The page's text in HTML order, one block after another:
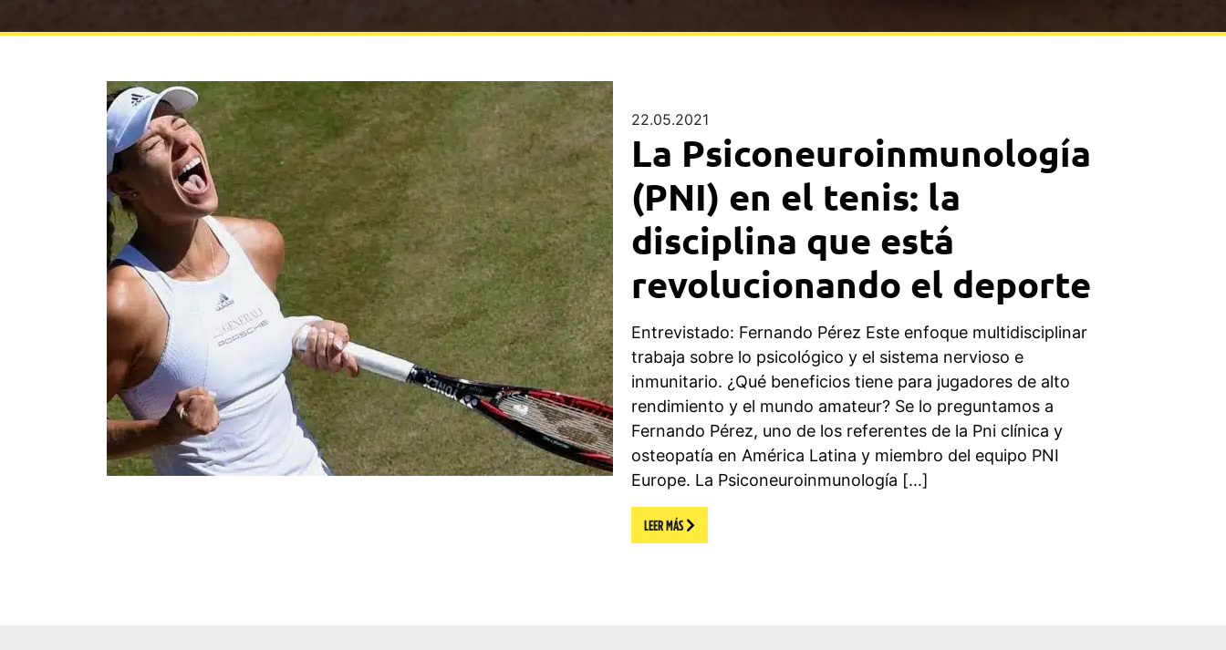
22.05.2021
La Psiconeuroinmunología
(PNI) en el tenis: la
disciplina que está
revolucionando el deporte
Entrevistado: Fernando Pérez Este enfoque multidisciplinar
trabaja sobre lo psicológico y el sistema nervioso e
inmunitario. ¿Qué beneficios tiene para jugadores de alto
rendimiento y el mundo amateur? Se lo preguntamos a
Fernando Pérez, uno de los referentes de la Pni clínica y
osteopatía en América Latina y miembro del equipo PNI
Europe. La Psiconeuroinmunología […]
LEER MÁS